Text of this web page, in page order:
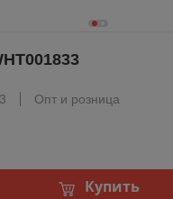
Опт и розница
Купить